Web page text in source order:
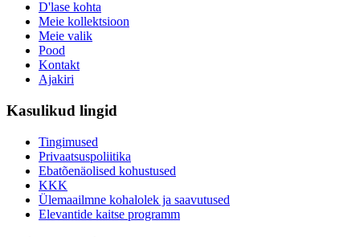
D'lase kohta
Meie kollektsioon
Meie valik
Pood
Kontakt
Ajakiri
Kasulikud lingid
Tingimused
Privaatsuspoliitika
Ebatõenäolised kohustused
KKK
Ülemaailmne kohalolek ja saavutused
Elevantide kaitse programm